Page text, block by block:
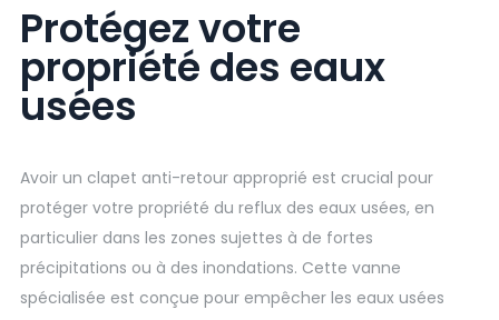
Protégez votre
propriété des eaux
usées
Avoir un clapet anti-retour approprié est crucial pour
protéger votre propriété du reflux des eaux usées, en
particulier dans les zones sujettes à de fortes
précipitations ou à des inondations. Cette vanne
spécialisée est conçue pour empêcher les eaux usées